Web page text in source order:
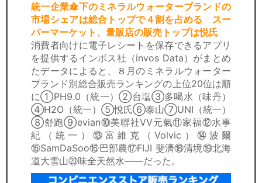
統一企業傘下のミネラルウォーターブランドの
市場シェアは総合トップで４割を占める スー
パーマーケット、量販店の販売トップは悦氏
消費者向けに電子レシートを保存できるアプリ
を提供するインボス社（invos Data）がまとめ
たデータによると、８月のミネラルウォーター
ブランド別総合販売ランキングの上位20位は順
に①PH9.0（統一）②台塩③多喝水（味丹）
④H2O（統一）⑤悅氏⑥泰山⑦UNI（統一）
⑧舒跑⑨evian⑩美聯社VV元氣⑪家福⑫水事
紀（統一）⑬富維克（Volvic）⑭波爾
⑮SamDaSoo⑯巴部農⑰FIJI 斐濟⑱清境⑲北海
道大雪山⑳味全天然水――だった。